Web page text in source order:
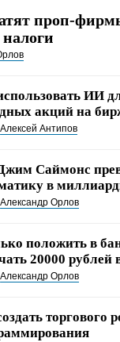
проп-
ИИ
акций на
Алексей Антипов
Саймонс
в
Александр Орлов
положить в
20000 рублей
Александр Орлов
торгового